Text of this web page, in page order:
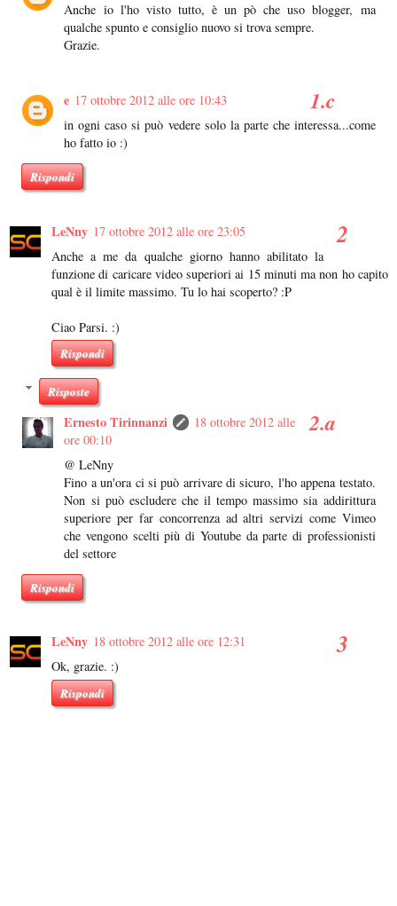
Anche io l'ho visto tutto, è un pò che uso blogger, ma
qualche spunto e consiglio nuovo si trova sempre.
Grazie.
e 17 ottobre 2012 alle ore 10:43
in ogni caso si può vedere solo la parte che interessa...come
ho fatto io :)
Rispondi
LeNny 17 ottobre 2012 alle ore 23:05
Anche a me da qualche giorno hanno abilitato la
funzione di caricare video superiori ai 15 minuti ma non ho capito
qual è il limite massimo. Tu lo hai scoperto? :P
Ciao Parsi. :)
Rispondi
Risposte
Ernesto Tirinnanzi
18 ottobre 2012 alle
ore 00:10
@ LeNny
Fino a un'ora ci si può arrivare di sicuro, l'ho appena testato.
Non si può escludere che il tempo massimo sia addirittura
superiore per far concorrenza ad altri servizi come Vimeo
che vengono scelti più di Youtube da parte di professionisti
del settore
Rispondi
LeNny 18 ottobre 2012 alle ore 12:31
Ok, grazie. :)
Rispondi